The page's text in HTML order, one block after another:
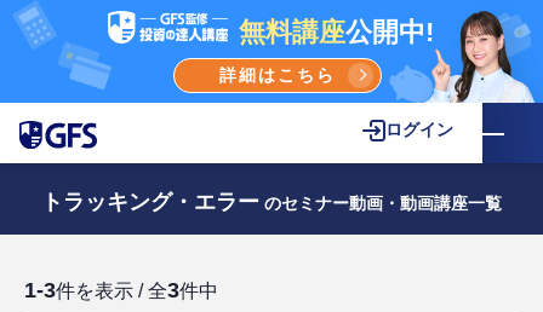
無料講座公開中!
詳細はこちら
ログイン
トラッキング・エラー のセミナー動画・動画講座一覧
1-3件を表示 / 全3件中